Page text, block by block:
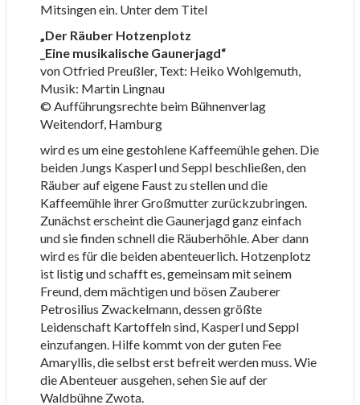
Mitsingen ein. Unter dem Titel
„Der Räuber Hotzenplotz
_Eine musikalische Gaunerjagd“
von Otfried Preußler, Text: Heiko Wohlgemuth,
Musik: Martin Lingnau
© Aufführungsrechte beim Bühnenverlag
Weitendorf, Hamburg
wird es um eine gestohlene Kaffeemühle gehen. Die
beiden Jungs Kasperl und Seppl beschließen, den
Räuber auf eigene Faust zu stellen und die
Kaffeemühle ihrer Großmutter zurückzubringen.
Zunächst erscheint die Gaunerjagd ganz einfach
und sie finden schnell die Räuberhöhle. Aber dann
wird es für die beiden abenteuerlich. Hotzenplotz
ist listig und schafft es, gemeinsam mit seinem
Freund, dem mächtigen und bösen Zauberer
Petrosilius Zwackelmann, dessen größte
Leidenschaft Kartoffeln sind, Kasperl und Seppl
einzufangen. Hilfe kommt von der guten Fee
Amaryllis, die selbst erst befreit werden muss. Wie
die Abenteuer ausgehen, sehen Sie auf der
Waldbühne Zwota.